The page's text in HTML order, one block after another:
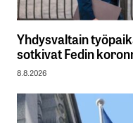
Yhdysvaltain
sotkivat Fedin
8.8.2026